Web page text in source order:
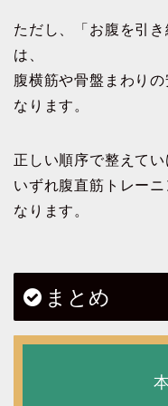
ただし、「お腹を引
は、
腹横筋や骨盤まわり
なります。
正しい順序で整えてい
いずれ腹直筋トレー
なります。
まとめ